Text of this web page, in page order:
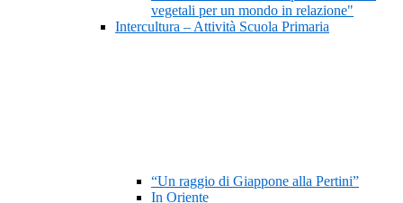
vegetali per un mondo in relazione"
Intercultura – Attività Scuola Primaria
“Un raggio di Giappone alla Pertini”
In Oriente